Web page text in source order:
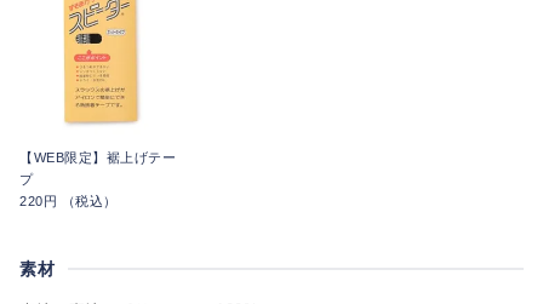
【WEB限定】裾上げテー
プ
220円 （税込）
素材